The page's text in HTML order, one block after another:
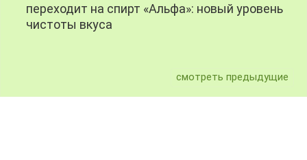
переходит на спирт «Альфа»: новый уровень
чистоты вкуса
смотреть предыдущие